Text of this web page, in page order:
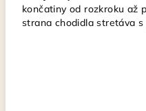
končatiny od rozkroku až
strana chodidla stretáva s